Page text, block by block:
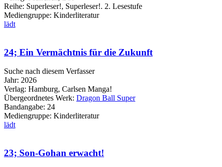
Reihe: Superleser!, Superleser!. 2. Lesestufe
Mediengruppe: Kinderliteratur
lädt
24; Ein Vermächtnis für die Zukunft
Suche nach diesem Verfasser
Jahr: 2026
Verlag: Hamburg, Carlsen Manga!
Übergeordnetes Werk: Dragon Ball Super
Bandangabe: 24
Mediengruppe: Kinderliteratur
lädt
23; Son-Gohan erwacht!